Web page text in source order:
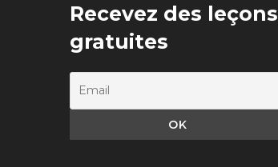
Recevez des leçons
gratuites